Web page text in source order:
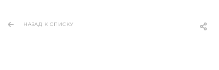
НАЗАД К СПИСКУ